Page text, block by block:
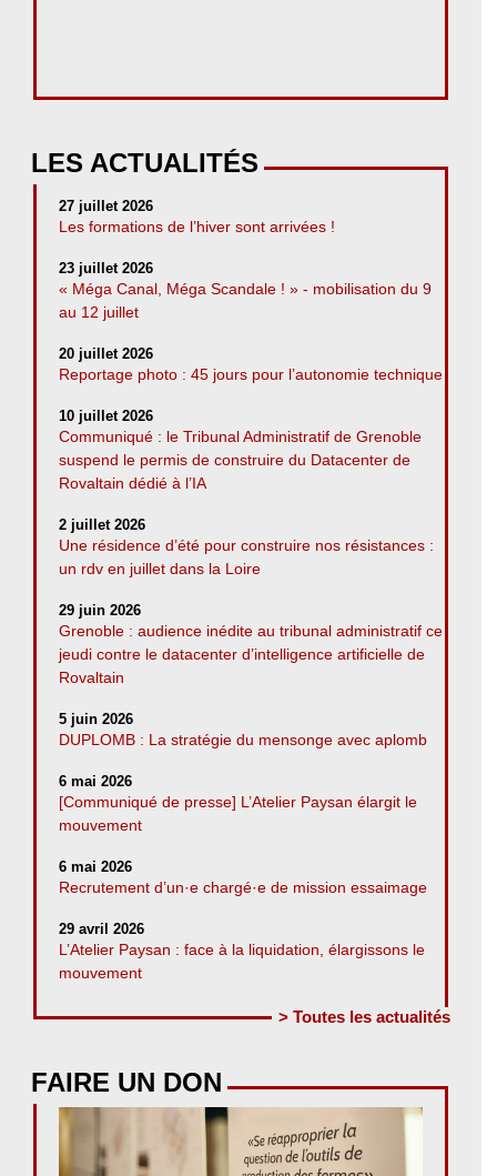
LES ACTUALITÉS
27 juillet 2026
Les formations de l’hiver sont arrivées !
23 juillet 2026
« Méga Canal, Méga Scandale ! » - mobilisation du 9
au 12 juillet
20 juillet 2026
Reportage photo : 45 jours pour l’autonomie technique
10 juillet 2026
Communiqué : le Tribunal Administratif de Grenoble
suspend le permis de construire du Datacenter de
Rovaltain dédié à l’IA
2 juillet 2026
Une résidence d’été pour construire nos résistances :
un rdv en juillet dans la Loire
29 juin 2026
Grenoble : audience inédite au tribunal administratif ce
jeudi contre le datacenter d’intelligence artificielle de
Rovaltain
5 juin 2026
DUPLOMB : La stratégie du mensonge avec aplomb
6 mai 2026
[Communiqué de presse] L’Atelier Paysan élargit le
mouvement
6 mai 2026
Recrutement d’un·e chargé·e de mission essaimage
29 avril 2026
L’Atelier Paysan : face à la liquidation, élargissons le
mouvement
> Toutes les actualités
FAIRE UN DON